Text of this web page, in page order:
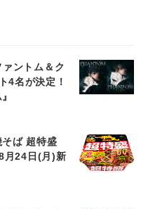
ントム＆ク
4名が決定！
そば 超特盛
月24日(月)新